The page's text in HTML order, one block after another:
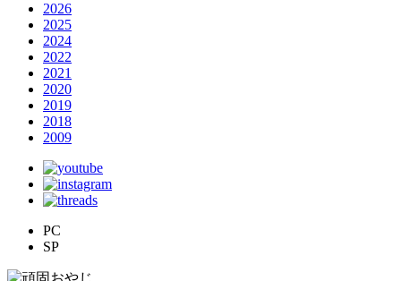
2026
2025
2024
2022
2021
2020
2019
2018
2009
PC
SP